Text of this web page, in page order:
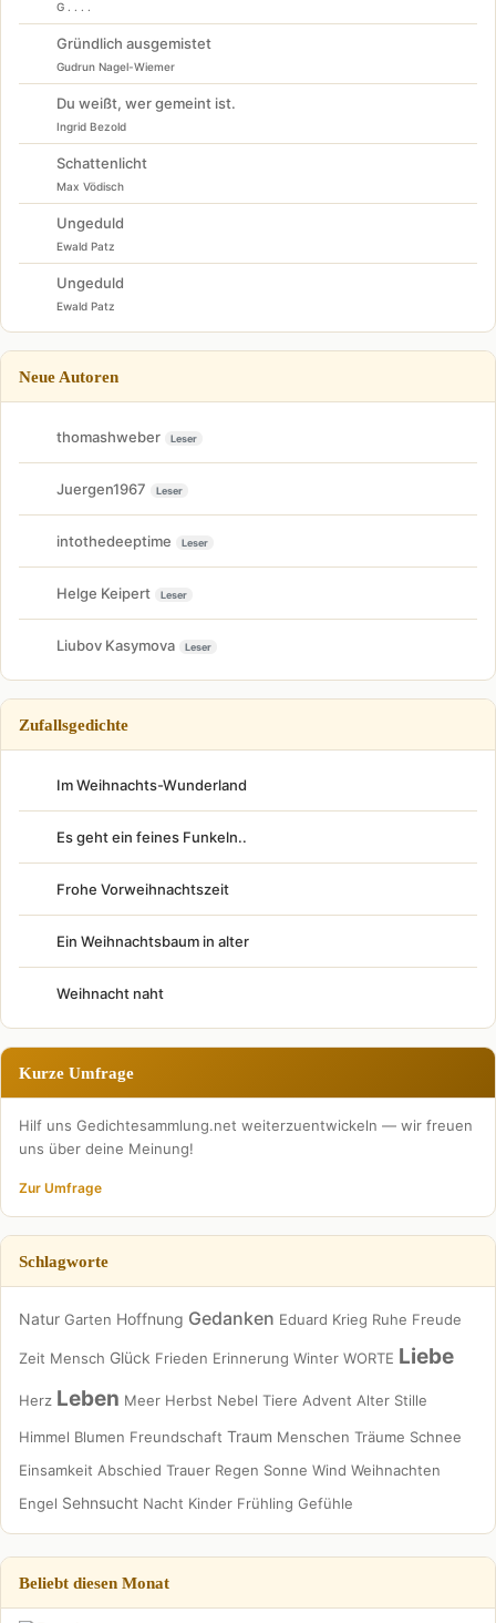
G . . . .
Gründlich ausgemistet
Gudrun Nagel-Wiemer
Du weißt, wer gemeint ist.
Ingrid Bezold
Schattenlicht
Max Vödisch
Ungeduld
Ewald Patz
Ungeduld
Ewald Patz
Neue Autoren
thomashweber Leser
Juergen1967 Leser
intothedeeptime Leser
Helge Keipert Leser
Liubov Kasymova Leser
Zufallsgedichte
Im Weihnachts-Wunderland
Es geht ein feines Funkeln..
Frohe Vorweihnachtszeit
Ein Weihnachtsbaum in alter
Weihnacht naht
Kurze Umfrage
Hilf uns Gedichtesammlung.net weiterzuentwickeln — wir freuen
uns über deine Meinung!
Zur Umfrage
Schlagworte
Natur Garten Hoffnung Gedanken Eduard Krieg Ruhe Freude
Zeit Mensch Glück Frieden Erinnerung Winter WORTE Liebe
Herz Leben Meer Herbst Nebel Tiere Advent Alter Stille
Himmel Blumen Freundschaft Traum Menschen Träume Schnee
Einsamkeit Abschied Trauer Regen Sonne Wind Weihnachten
Engel Sehnsucht Nacht Kinder Frühling Gefühle
Beliebt diesen Monat